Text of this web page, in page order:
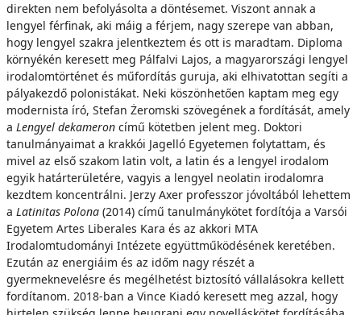
direkten nem befolyásolta a döntésemet. Viszont annak a
lengyel férfinak, aki máig a férjem, nagy szerepe van abban,
hogy lengyel szakra jelentkeztem és ott is maradtam. Diploma
környékén keresett meg Pálfalvi Lajos, a magyarországi lengyel
irodalomtörténet és műfordítás guruja, aki elhivatottan segíti a
pályakezdő polonistákat. Neki köszönhetően kaptam meg egy
modernista író, Stefan Żeromski szövegének a fordítását, amely
a Lengyel dekameron című kötetben jelent meg. Doktori
tanulmányaimat a krakkói Jagelló Egyetemen folytattam, és
mivel az első szakom latin volt, a latin és a lengyel irodalom
egyik határterületére, vagyis a lengyel neolatin irodalomra
kezdtem koncentrálni. Jerzy Axer professzor jóvoltából lehettem
a Latinitas Polona (2014) című tanulmánykötet fordítója a Varsói
Egyetem Artes Liberales Kara és az akkori MTA
Irodalomtudományi Intézete együttműködésének keretében.
Ezután az energiáim és az időm nagy részét a
gyermeknevelésre és megélhetést biztosító vállalásokra kellett
fordítanom. 2018-ban a Vince Kiadó keresett meg azzal, hogy